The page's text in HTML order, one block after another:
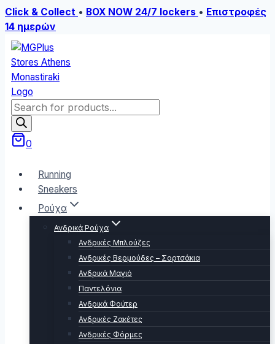
Click & Collect • BOX NOW 24/7 lockers • Επιστροφές
14 ημερών
Skip
to
content
Products
search
0
Running
Sneakers
Ρούχα
Ανδρικά Ρούχα
Ανδρικές Μπλούζες
Ανδρικές Βερμούδες – Σορτσάκια
Ανδρικά Μαγιό
Παντελόνια
Ανδρικά Φούτερ
Ανδρικές Ζακέτες
Ανδρικές Φόρμες